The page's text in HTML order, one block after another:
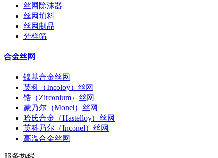
丝网除沫器
丝网填料
丝网制品
分样筛
合金丝网
镍基合金丝网
英科（Incoloy）丝网
锆（Zirconium）丝网
蒙乃尔（Monel）丝网
哈氏合金（Hastelloy）丝网
英科乃尔（Inconel）丝网
高温合金丝网